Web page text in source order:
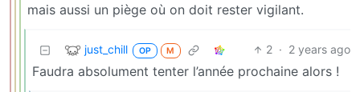
mais aussi un piège où on doit rester vigilant.
just_chill OP M 2 · 2 years ago
Faudra absolument tenter l’année prochaine alors !